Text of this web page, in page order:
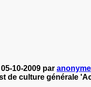
10-2009 par anonyme
de culture générale